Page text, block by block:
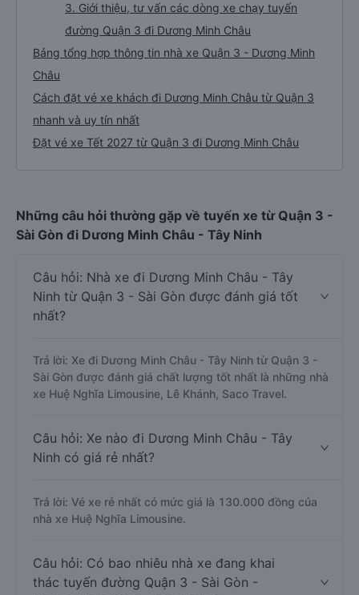
3. Giới thiệu, tư vấn các dòng xe chạy tuyến
đường Quận 3 đi Dương Minh Châu
Bảng tổng hợp thông tin nhà xe Quận 3 - Dương Minh
Châu
Cách đặt vé xe khách đi Dương Minh Châu từ Quận 3
nhanh và uy tín nhất
Đặt vé xe Tết 2027 từ Quận 3 đi Dương Minh Châu
Những câu hỏi thường gặp về tuyến xe từ Quận 3 -
Sài Gòn đi Dương Minh Châu - Tây Ninh
Câu hỏi: Nhà xe đi Dương Minh Châu - Tây
Ninh từ Quận 3 - Sài Gòn được đánh giá tốt
nhất?
Trả lời: Xe đi Dương Minh Châu - Tây Ninh từ Quận 3 -
Sài Gòn được đánh giá chất lượng tốt nhất là những nhà
xe Huệ Nghĩa Limousine, Lê Khánh, Saco Travel.
Câu hỏi: Xe nào đi Dương Minh Châu - Tây
Ninh có giá rẻ nhất?
Trả lời: Vé xe rẻ nhất có mức giá là 130.000 đồng của
nhà xe Huệ Nghĩa Limousine.
Câu hỏi: Có bao nhiêu nhà xe đang khai
thác tuyến đường Quận 3 - Sài Gòn -